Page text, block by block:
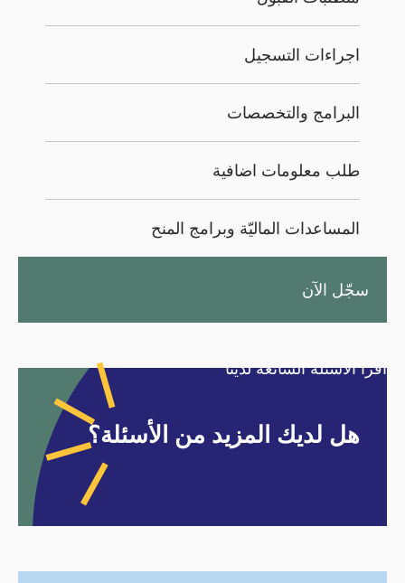
اجراءات التسجيل
البرامج والتخصصات
طلب معلومات اضافية
المساعدات الماليّة وبرامج المنح
سجّل الآن
هل لديك المزيد من الأسئلة؟
اقرأ الأسئلة الشائعة لدينا